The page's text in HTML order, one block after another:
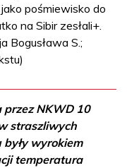
pośmiewisko do
na Sibir zesłali+.
Bogusława S.;
NKWD 10
straszliwych
wyrokiem
temperatura